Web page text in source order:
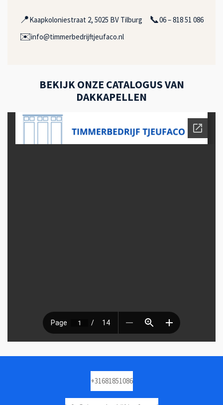
📍Kaapkoloniestraat 2, 5025 BV Tilburg 📞06 – 818 51 086
✉️info@timmerbedrijftjeufaco.nl
BEKIJK ONZE CATALOGUS VAN
DAKKAPELLEN
+31681851086